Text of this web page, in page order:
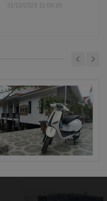
31/12/2023 11:08:35